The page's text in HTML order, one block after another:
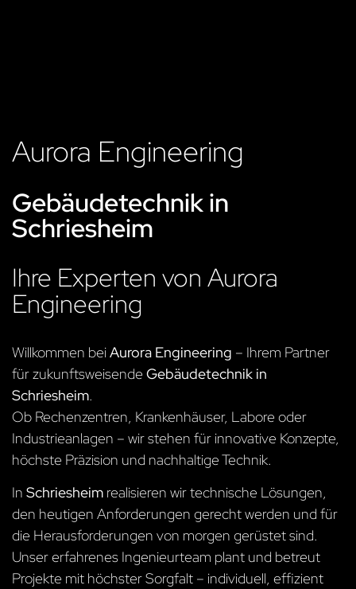
Aurora Engineering
Gebäudetechnik in
Schriesheim
Ihre Experten von Aurora
Engineering
Willkommen beiAurora Engineering – Ihrem Partner
für zukunftsweisendeGebäudetechnik in
Schriesheim.
Ob Rechenzentren, Krankenhäuser, Labore oder
Industrieanlagen – wir stehen für innovative Konzepte,
höchste Präzision und nachhaltige Technik.
In Schriesheim realisieren wir technische Lösungen,
den heutigen Anforderungen gerecht werden und für
die Herausforderungen von morgen gerüstet sind.
Unser erfahrenes Ingenieurteam plant und betreut
Projekte mit höchster Sorgfalt – individuell, effizient